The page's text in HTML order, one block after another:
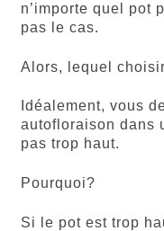
n’importe quel pot
pas le cas.
Alors, lequel
Idéalement, vous
autofloraison dans
pas trop haut.
Pourquoi?
Si le pot est trop